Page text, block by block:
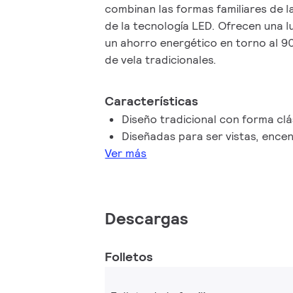
combinan las formas familiares de
de la tecnología LED. Ofrecen una
un ahorro energético en torno al
de vela tradicionales.
Características
Diseño tradicional con forma
Diseñadas para ser vistas,
Ver más
Descargas
Folletos